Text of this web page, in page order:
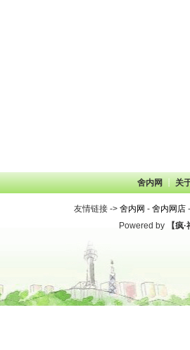
舍内网┊ 关
友情链接 -> 舍内网 - 舍内网店
Powered by
【疯